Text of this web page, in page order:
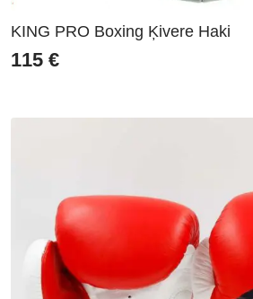
KING PRO Boxing Ķivere Haki
115 €